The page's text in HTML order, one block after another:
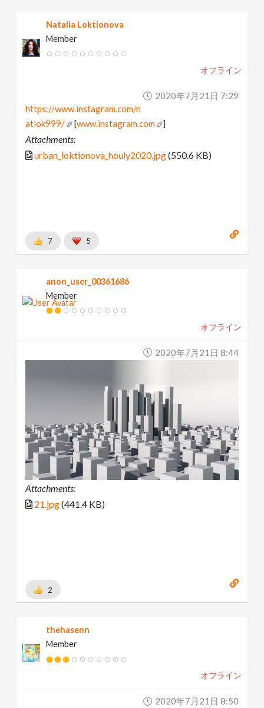
Natalia Loktionova
Member
オフライン
2020年7月21日 7:29
https://www.instagram.com/n
atlok999/
[www.instagram.com ]
Attachments:
urban_loktionova_houly2020.jpg(550.6 KB)
7 5
anon_user_00361686
Member
オフライン
2020年7月21日 8:44
Attachments:
21.jpg(441.4 KB)
2
thehasenn
Member
オフライン
2020年7月21日 8:50